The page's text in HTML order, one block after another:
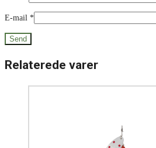
E-mail *
Relaterede varer